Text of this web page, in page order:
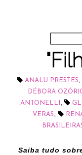
ANALU PRESTES
DÉBORA
ANTONELLI
VERAS
Saiba tudo